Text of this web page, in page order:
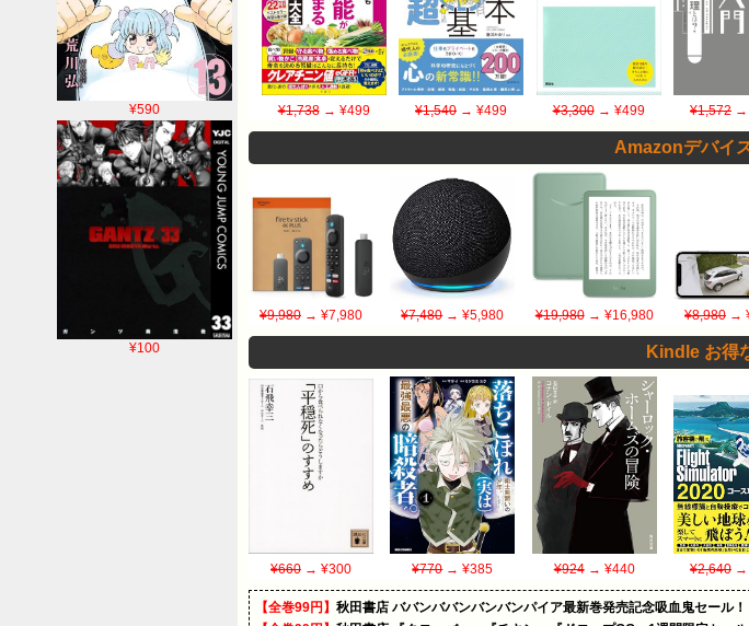
¥590
¥100
¥1,738→ ¥499 ¥1,540 → ¥499 ¥3,300→ ¥499 ¥1,572 →
Amazonデバイ
¥9,980 → ¥7,980 ¥7,480→ ¥5,980 ¥19,980→ ¥16,980 ¥8,980→
Kindle お得
¥660 → ¥300 ¥770→ ¥385 ¥924→ ¥440 ¥2,640→
【全巻99円】 秋田書店 ババンババンバンバンパイア最新巻発売記念吸血鬼セール！